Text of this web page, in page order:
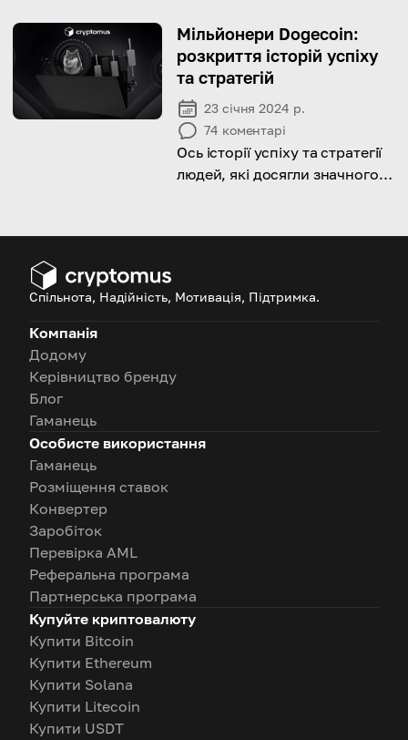
передплаченої карти!
Мільйонери Dogecoin:
розкриття історій успіху
та стратегій
23 січня 2024 р.
74 коментарі
Ось історії успіху та стратегії
людей, які досягли значного
Спільнота, Надійність, Мотивація, Підтримка.
Компанія
Додому
Керівництво бренду
Блог
Гаманець
Особисте використання
Гаманець
Розміщення ставок
Конвертер
Заробіток
Перевірка AML
Реферальна програма
Партнерська програма
Купуйте криптовалюту
Купити Bitcoin
Купити Ethereum
Купити Solana
Купити Litecoin
Купити USDT